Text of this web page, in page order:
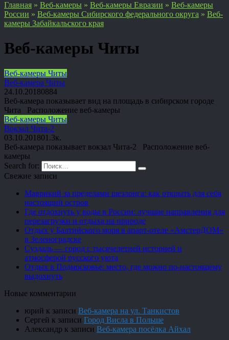
Главная » Веб-камеры » Веб-камеры Евразии » Веб-камеры
России » Веб-камеры Сибирского федерального округа » Веб-
камеры Забайкальского края
Веб-камеры Читы
Веб-камеры Читы
Веб-камера Читы
24.10.20180884
Веб-камера показывает вид на площадь в сибирском городе
Чита Расположение веб-камеры
Веб-камеры Читы
Вокзал Чита-2
03.10.201801.3к.
Веб-камера показывает вокзал Чита-2 Расположение веб-
камеры
Search for:
Свежие записи
Маврикий за пределами шезлонга: как открыть для себя
настоящий остров
Где отдохнуть у воды в России: лучшие направления для
перезагрузки и отдыха на природе
Отдых у Балтийского моря в апарт-отеле «АмстерДОМ»
в Зеленоградске
Суздаль — город с тысячелетней историей и
атмосферой русского уюта
Отдых в Подмосковье: место, где можно по-настоящему
выдохнуть
Новые комментарии
юрий к записи Веб-камера на ул. Танкистов
Сергей к записи Город Висла в Польше
Александр к записи Веб-камера посёлка Айхал